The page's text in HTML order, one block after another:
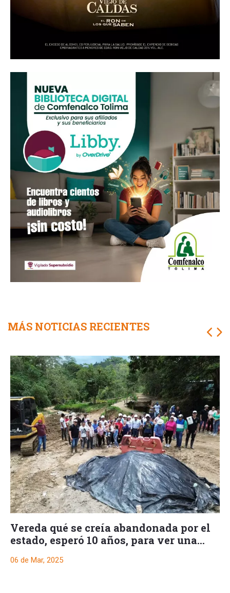
MÁS NOTICIAS RECIENTES
Vereda qué se creía abandonada por el
estado, esperó 10 años, para ver una
06 de Mar, 2025